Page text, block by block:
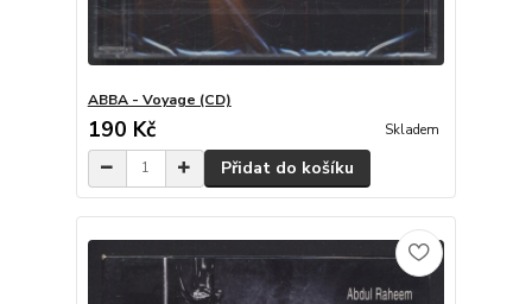
ABBA - Voyage (CD)
190 Kč Skladem
Přidat do košíku